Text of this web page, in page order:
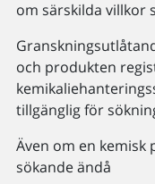
om särskilda villkor
och produkten
tillgänglig för
Även om en
sökande ändå